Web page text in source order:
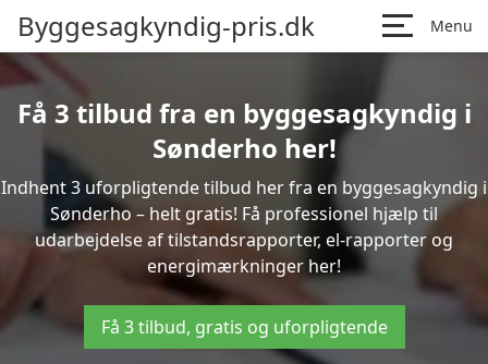
Byggesagkyndig-pris.dk Menu
Få 3 tilbud fra en byggesagkyndig i
Sønderho her!
Indhent 3 uforpligtende tilbud her fra en byggesagkyndig i
Sønderho – helt gratis! Få professionel hjælp til
udarbejdelse af tilstandsrapporter, el-rapporter og
energimærkninger her!
Få 3 tilbud, gratis og uforpligtende